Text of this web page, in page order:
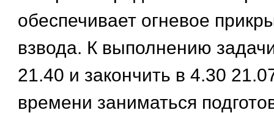
обеспечивает огневое
взвода. К выполнению
21.40 и закончить в 4.30
времени заниматься